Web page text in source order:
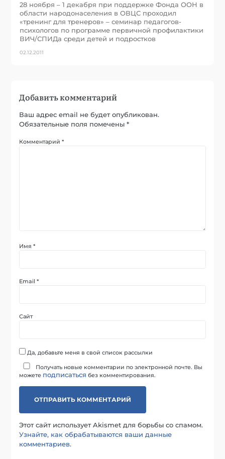
28 ноября – 1 декабря при поддержке Фонда ООН в
области народонаселения в ОВЦС проходил
«тренинг для тренеров» – семинар педагогов-
психологов по программе первичной профилактики
ВИЧ/СПИДа среди детей и подростков
02.12.2011
Добавить комментарий
Ваш адрес email не будет опубликован.
Обязательные поля помечены*
Комментарий*
Имя*
Email*
Сайт
Да, добавьте меня в свой список рассылки
Получать новые комментарии по электронной почте. Вы
можете подписаться без комментирования.
Этот сайт использует Akismet для борьбы со спамом.
Узнайте, как обрабатываются ваши данные
комментариев.